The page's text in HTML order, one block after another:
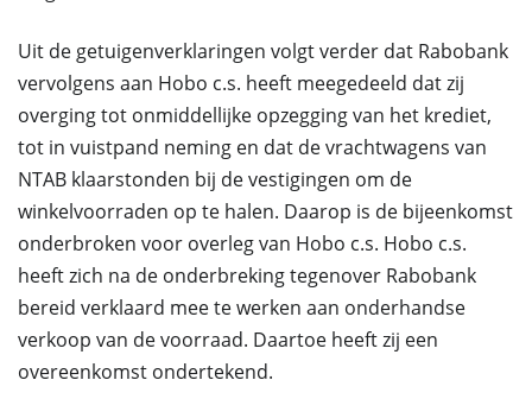
Uit de getuigenverklaringen volgt verder dat Rabobank
vervolgens aan Hobo c.s. heeft meegedeeld dat zij
overging tot onmiddellijke opzegging van het krediet,
tot in vuistpand neming en dat de vrachtwagens van
NTAB klaarstonden bij de vestigingen om de
winkelvoorraden op te halen. Daarop is de bijeenkomst
onderbroken voor overleg van Hobo c.s. Hobo c.s.
heeft zich na de onderbreking tegenover Rabobank
bereid verklaard mee te werken aan onderhandse
verkoop van de voorraad. Daartoe heeft zij een
overeenkomst ondertekend.